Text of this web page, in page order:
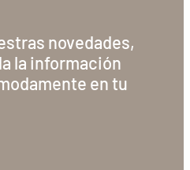
novedades,
la información
en tu